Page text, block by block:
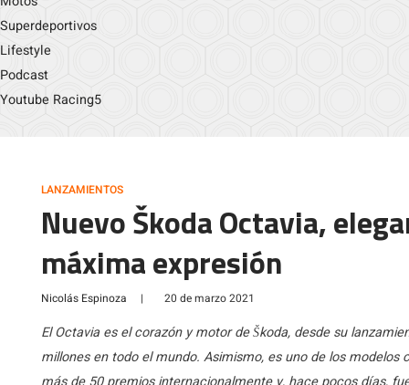
Superdeportivos
Lifestyle
Podcast
Youtube Racing5
LANZAMIENTOS
Nuevo Škoda Octavia,
máxima expresión
Nicolás Espinoza | 20 de marzo 2021
El Octavia es el corazón y motor de Škoda, desde su
millones en todo el mundo. Asimismo, es uno de los